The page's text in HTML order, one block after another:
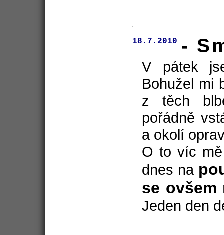
18.7.2010 -
V pátek
Bohužel mi
z těch
pořádně
a okolí
O to víc
dnes na
se
Jeden den